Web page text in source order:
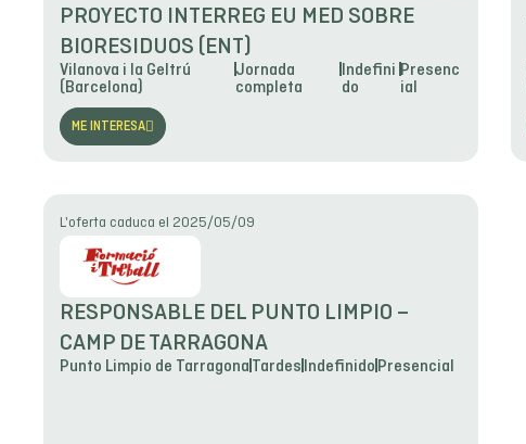
PROYECTO INTERREG EU MED SOBRE
BIORESIDUOS (ENT)
Vilanova i la Geltrú
(Barcelona)
Jornada
completa
Indefini
do
Presenc
ial
ME INTERESA
L'oferta caduca el 2025/05/09
RESPONSABLE DEL PUNTO LIMPIO –
CAMP DE TARRAGONA
Punto Limpio de Tarragona Tardes Indefinido Presencial